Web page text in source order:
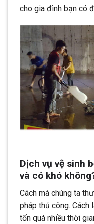
cho gia đình bạn có
Dịch vụ vệ sinh
và có khó
Cách mà chúng ta
pháp thủ công. Cách
tốn quá nhiều thời